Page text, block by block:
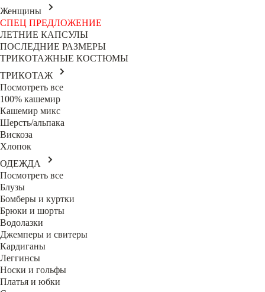
Женщины
СПЕЦ ПРЕДЛОЖЕНИЕ
ЛЕТНИЕ КАПСУЛЫ
ПОСЛЕДНИЕ РАЗМЕРЫ
ТРИКОТАЖНЫЕ КОСТЮМЫ
ТРИКОТАЖ
Посмотреть все
100% кашемир
Кашемир микс
Шерсть/альпака
Вискоза
Хлопок
ОДЕЖДА
Посмотреть все
Блузы
Бомберы и куртки
Брюки и шорты
Водолазки
Джемперы и свитеры
Кардиганы
Леггинсы
Носки и гольфы
Платья и юбки